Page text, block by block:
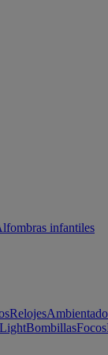
infantiles
Relojes
BombillasFocos